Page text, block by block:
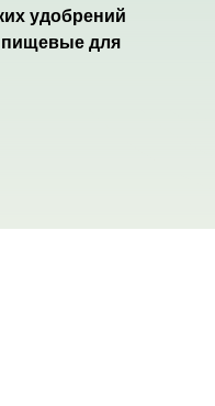
удобрений
пищевые для